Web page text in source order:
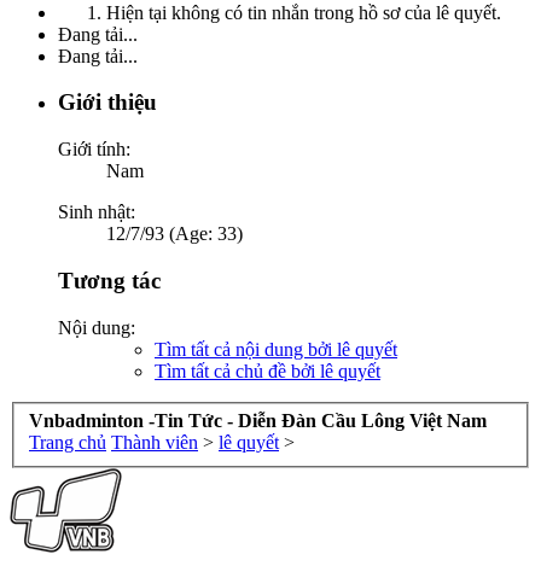
Hiện tại không có tin nhắn trong hồ sơ của lê quyết.
Đang tải...
Đang tải...
Giới thiệu
Giới tính:
Nam
Sinh nhật:
12/7/93 (Age: 33)
Tương tác
Nội dung:
Tìm tất cả nội dung bởi lê quyết
Tìm tất cả chủ đề bởi lê quyết
Vnbadminton -Tin Tức - Diễn Đàn Cầu Lông Việt Nam
Trang chủ Thành viên > lê quyết >